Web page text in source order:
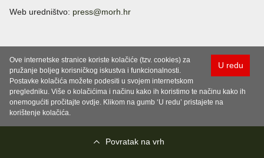
Web uredništvo: press@morh.hr
U redu
Ove internetske stranice koriste kolačiće (tzv. cookies) za
pružanje boljeg korisničkog iskustva i funkcionalnosti.
Postavke kolačića možete podesiti u svojem internetskom
pregledniku. Više o kolačićima i načinu kako ih koristimo te načinu kako ih
onemogućiti pročitajte ovdje. Klikom na gumb ‘U redu’ pristajete na
korištenje kolačića.
Povratak na vrh